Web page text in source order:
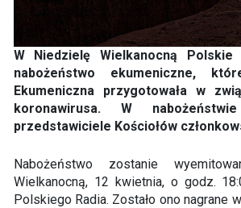
W Niedzielę Wielkanocną Polskie
nabożeństwo ekumeniczne,
Ekumeniczna przygotowała w
koronawirusa. W
przedstawiciele Kościołów
Nabożeństwo zostanie
Wielkanocną, 12 kwietnia, o godz.
Polskiego Radia. Zostało ono nagrane